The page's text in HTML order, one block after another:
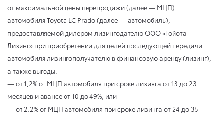
от максимальной цены перепродажи (далее — МЦП)
автомобиля Toyota LC Prado (далее — автомобиль),
предоставляемой дилером лизингодателю ООО «Тойота
Лизинг» при приобретении для целей последующей передачи
автомобиля лизингополучателю в финансовую аренду (лизинг),
а также выгоды:
— от 1,2% от МЦП автомобиля при сроке лизинга от 13 до 23
месяцев и авансе от 10 до 49%, или
— от 2.2% от МЦП автомобиля при сроке лизинга от 24 до 35